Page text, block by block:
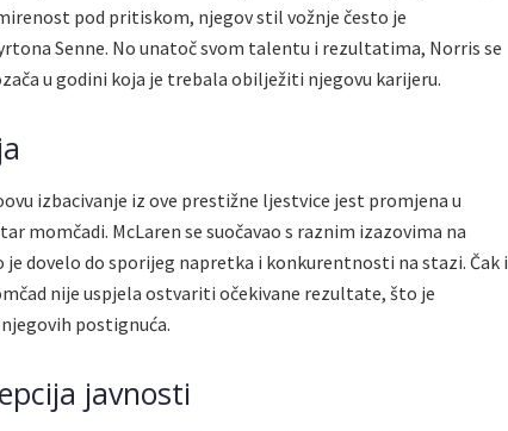
pod pritiskom, njegov stil vožnje često je
Senne. No unatoč svom talentu i rezultatima, Norris se
u godini koja je trebala obilježiti njegovu karijeru.
izbacivanje iz ove prestižne ljestvice jest promjena u
momčadi. McLaren se suočavao s raznim izazovima na
dovelo do sporijeg napretka i konkurentnosti na stazi. Čak i
nije uspjela ostvariti očekivane rezultate, što je
postignuća.
javnosti